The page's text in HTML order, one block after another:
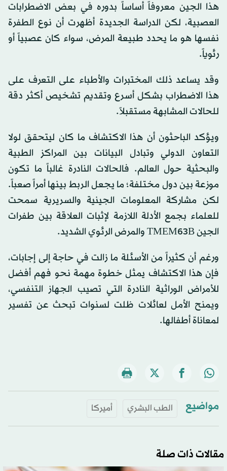
هذا الجين معروفاً أساساً بدوره في بعض الاضطرابات
العصبية، لكن الدراسة الجديدة أظهرت أن نوع الطفرة
نفسها هو ما يحدد طبيعة المرض، سواء كان عصبياً أو
رئوياً.
وقد يساعد ذلك المختبرات والأطباء على التعرف على
هذا الاضطراب بشكل أسرع وتقديم تشخيص أكثر دقة
للحالات المشابهة مستقبلاً.
ويؤكد الباحثون أن هذا الاكتشاف ما كان ليتحقق لولا
التعاون الدولي وتبادل البيانات بين المراكز الطبية
والبحثية حول العالم. فالحالات النادرة غالباً ما تكون
موزعة بين دول مختلفة؛ ما يجعل الربط بينها أمراً صعباً.
لكن مشاركة المعلومات الجينية والسريرية سمحت
للعلماء بجمع الأدلة اللازمة لإثبات العلاقة بين طفرات
الجين TMEM63B والمرض الرئوي الشديد.
ورغم أن كثيراً من الأسئلة ما زالت في حاجة إلى إجابات،
فإن هذا الاكتشاف يمثل خطوة مهمة نحو فهم أفضل
للأمراض الوراثية النادرة التي تصيب الجهاز التنفسي،
ويمنح الأمل لعائلات ظلت لسنوات تبحث عن تفسير
لمعاناة أطفالها.
مواضيع الطب البشري أميركا
مقالات ذات صلة